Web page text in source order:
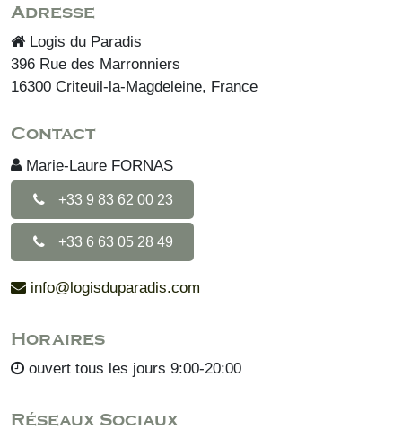
Adresse
Logis du Paradis
396 Rue des Marronniers
16300 Criteuil-la-Magdeleine, France
Contact
Marie-Laure FORNAS
+33 9 83 62 00 23
+33 6 63 05 28 49
info@logisduparadis.com
Horaires
ouvert tous les jours 9:00-20:00
Réseaux Sociaux